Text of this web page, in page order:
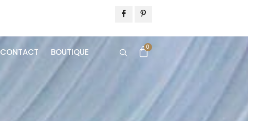
CONTACT BOUTIQUE 0